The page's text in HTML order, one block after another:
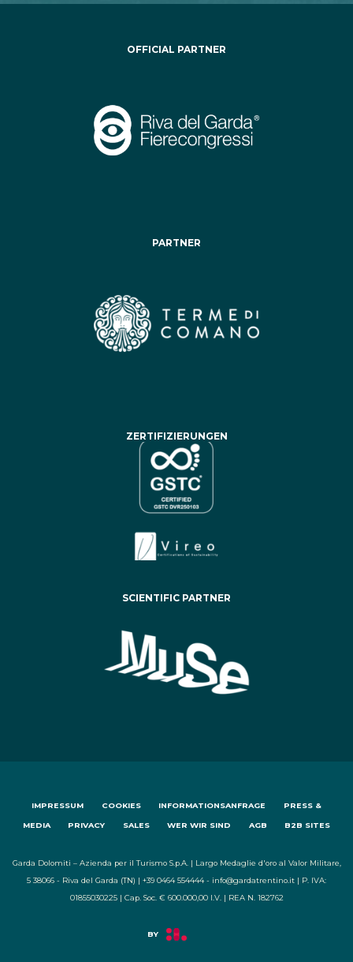
OFFICIAL PARTNER
PARTNER
ZERTIFIZIERUNGEN
SCIENTIFIC PARTNER
IMPRESSUM COOKIES INFORMATIONSANFRAGE PRESS &
MEDIA PRIVACY SALES WER WIR SIND AGB B2B SITES
Garda Dolomiti – Azienda per il Turismo S.p.A. | Largo Medaglie d'oro al Valor Militare,
5 38066 - Riva del Garda (TN) | +39 0464 554444 - info@gardatrentino.it | P. IVA:
01855030225 | Cap. Soc. € 600.000,00 I.V. | REA N. 182762